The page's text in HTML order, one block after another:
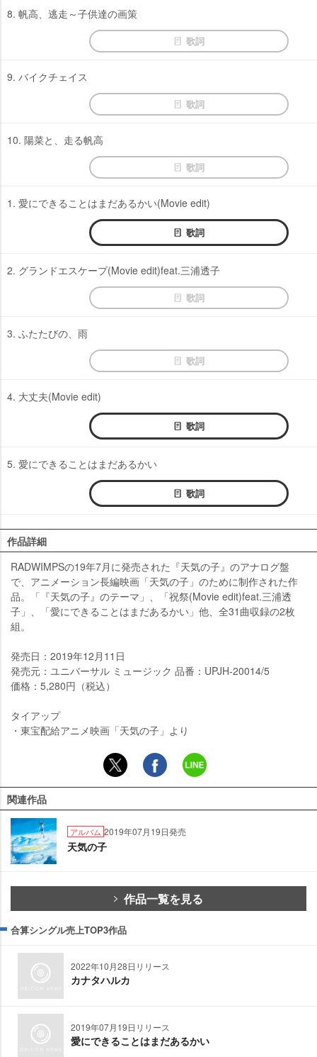
8. 帆高、逃走～子供達の画策
歌詞
9. バイクチェイス
歌詞
10. 陽菜と、走る帆高
歌詞
1. 愛にできることはまだあるかい(Movie edit)
歌詞
2. グランドエスケープ(Movie edit)feat.三浦透子
歌詞
3. ふたたびの、雨
歌詞
4. 大丈夫(Movie edit)
歌詞
5. 愛にできることはまだあるかい
歌詞
作品詳細
RADWIMPSの19年7月に発売された『天気の子』のアナログ盤
で、アニメーション長編映画「天気の子」のために制作された作
品。「『天気の子』のテーマ」、「祝祭(Movie edit)feat.三浦透
子」、「愛にできることはまだあるかい」他、全31曲収録の2枚
組。
発売日：2019年12月11日
発売元：ユニバーサル ミュージック 品番：UPJH-20014/5
価格：5,280円（税込）
タイアップ
・東宝配給アニメ映画「天気の子」より
関連作品
アルバム 2019年07月19日発売
天気の子
作品一覧を見る
合算シングル売上TOP3作品
2022年10月28日リリース
カナタハルカ
2019年07月19日リリース
愛にできることはまだあるかい